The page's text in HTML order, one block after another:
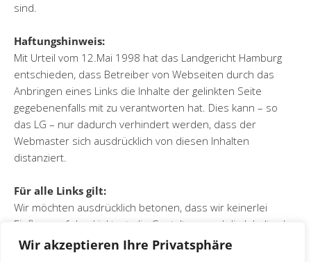
Wir akzeptieren Ihre Privatsphäre
sind.
Haftungshinweis:
Mit Urteil vom 12.Mai 1998 hat das Landgericht Hamburg
entschieden, dass Betreiber von Webseiten durch das
Anbringen eines Links die Inhalte der gelinkten Seite
gegebenenfalls mit zu verantworten hat. Dies kann – so
das LG – nur dadurch verhindert werden, dass der
Webmaster sich ausdrücklich von diesen Inhalten
distanziert.
Für alle Links gilt:
Wir möchten ausdrücklich betonen, dass wir keinerlei
Einfluss auf den Linktext, die Gestaltung und die Inhalte der
gelinkten Seiten haben. Deshalb distanzieren wir uns